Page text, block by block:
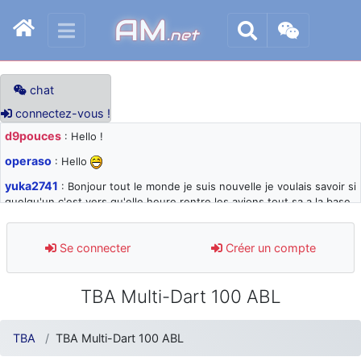
AM.net
chat
connectez-vous !
d9pouces : Hello !
operaso : Hello
yuka2741 : Bonjour tout le monde je suis nouvelle je voulais savoir si
quelqu'un c'est vers qu'elle heure rentre les avions tout sa a la base
d9pouces: désolé pour les quelques blocages du site ces derniers
jours : je teste des méthodes contre le spam et les bots trop nocifs
: Super, la nouvelle bannière
d9pouces: je suis un avion@,._,+ > lesquels ? je ne suis pas sûr de
comprendre
Se connecter Créer un compte
TBA Multi-Dart 100 ABL
TBA TBA Multi-Dart 100 ABL